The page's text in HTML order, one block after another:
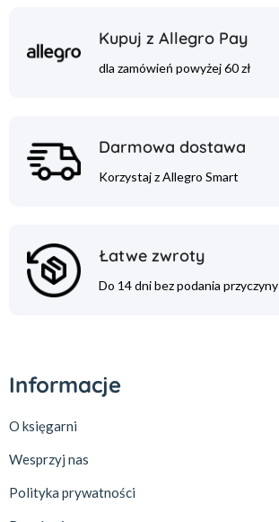
Kupuj z Allegro Pay
dla zamówień powyżej 60 zł
Darmowa dostawa
Korzystaj z Allegro Smart
Łatwe zwroty
Do 14 dni bez podania przyczyny
Informacje
O księgarni
Wesprzyj nas
Polityka prywatności